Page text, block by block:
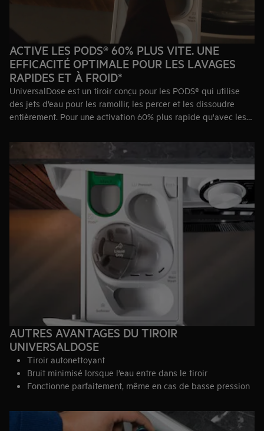
ACTIVE LES PODS® 60% PLUS VITE. UNE
EFFICACITÉ OPTIMALE POUR LES LAVAGES
RAPIDES ET À FROID*
UniversalDose est un tiroir conçu pour les PODS® qui utilise
des jets d’eau pour les ramollir, les percer et les dissoudre
entièrement. Pour une activation 60% plus rapide qu'avec les
puissance pour enlever les tâches en lavage à froid ou cycle
AUTRES AVANTAGES DU TIROIR
UNIVERSALDOSE
Tiroir autonettoyant
Bruit minimisé lorsque l’eau entre dans le tiroir
Fonctionne parfaitement, même en cas de basse pression